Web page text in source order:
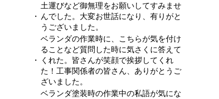
・
土運びなど御無理をお願いしてすみませ
んでした。大変お世話になり、有りがと
うございました。
・
ベランダの作業時に、こちらが気を付け
ることなど質問した時に気さくに答えて
くれた。皆さんが笑顔で挨拶してくれ
た！工事関係者の皆さん、ありがとうご
ざいました。
ベランダ塗装時の作業中の私語が気にな